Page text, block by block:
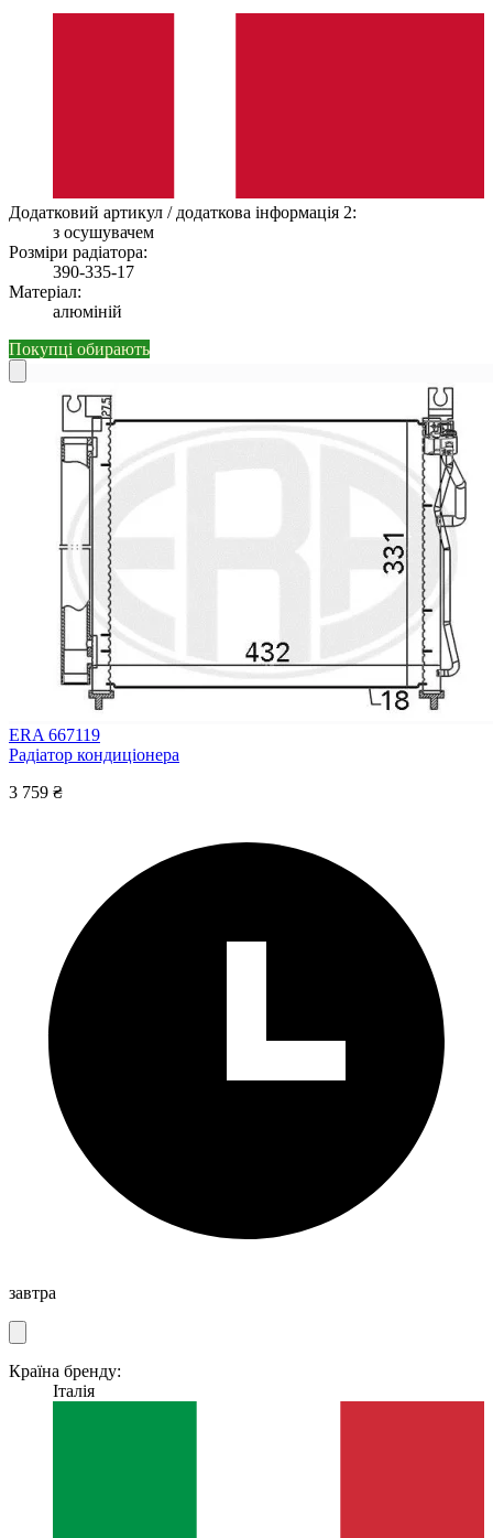
Додатковий артикул / додаткова інформація 2:
з осушувачем
Розміри радіатора:
390-335-17
Матеріал:
алюміній
Покупці обирають
ERA 667119
Радіатор кондиціонера
3 759 ₴
завтра
Країна бренду:
Італія